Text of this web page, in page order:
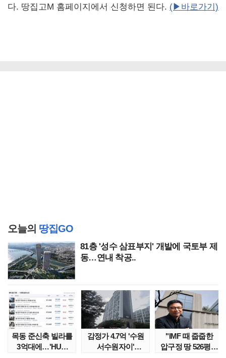
다. 땅집고M 홈페이지에서 신청하면 된다. (▶바로가기)
오늘의 땅집GO
81층 '성수 삼표부지' 개발에 국토부 제
동…연내 착공..
목동 준신축 빌라를
3억대에…'HUG
감정가 4.7억 '수원
서수원자이'
"IMF 때 줍줍한
압구정 땅 526평의